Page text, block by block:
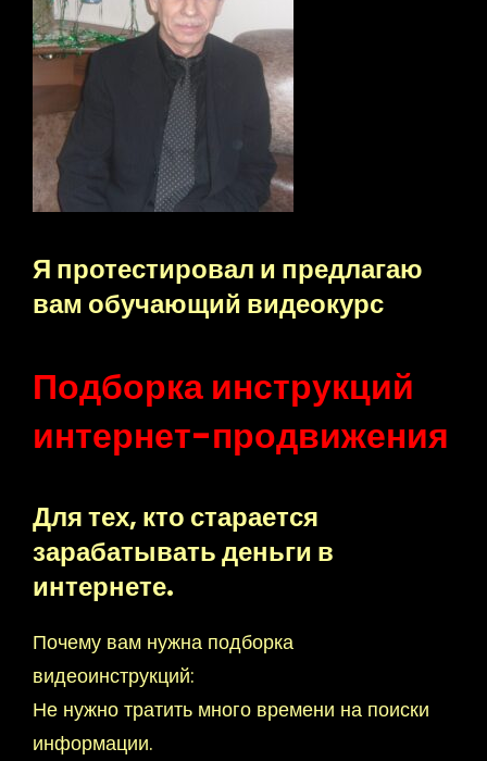
Я протестировал и предлагаю
вам обучающий видеокурс
Подборка инструкций
интернет-продвижения
Для тех, кто старается
зарабатывать деньги в
интернете.
Почему вам нужна подборка
видеоинструкций:
Не нужно тратить много времени на поиски
информации.